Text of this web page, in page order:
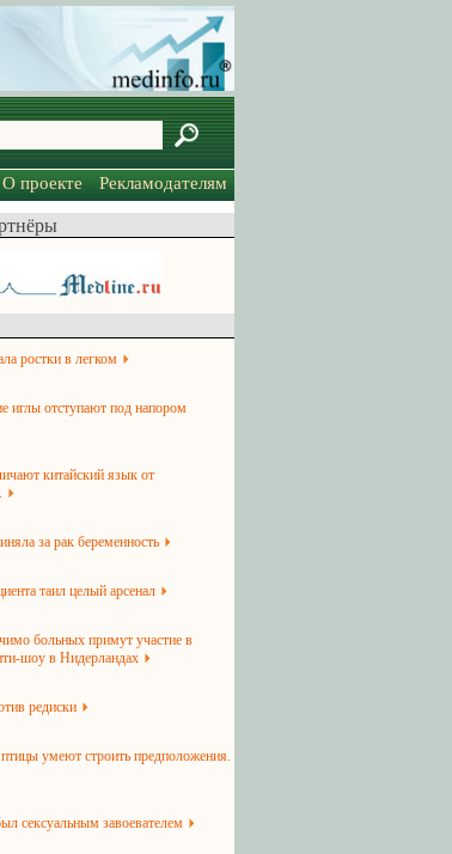
О проекте
Рекламодателям
ростки в легком
иглы отступают под напором
китайский язык от
за рак беременность
таил целый арсенал
больных примут участие в
шоу в Нидерландах
редиски
умеют строить предположения.
сексуальным завоевателем